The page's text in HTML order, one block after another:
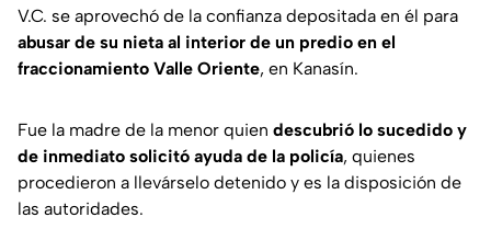
V.C. se aprovechó de la confianza depositada en él para
abusar de su nieta al interior de un predio en el
fraccionamiento Valle Oriente, en Kanasín.
Fue la madre de la menor quien descubrió lo sucedido y
de inmediato solicitó ayuda de la policía, quienes
procedieron a llevárselo detenido y es la disposición de
las autoridades.